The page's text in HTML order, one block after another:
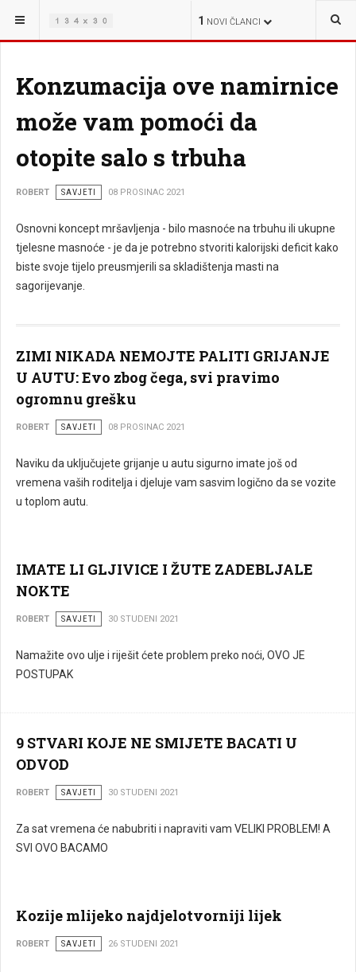
1 NOVI ČLANCI
NALAZITE SE OVDJE:
Konzumacija ove namirnice
može vam pomoći da
otopite salo s trbuha
ROBERT SAVJETI 08 PROSINAC 2021
Osnovni koncept mršavljenja - bilo masnoće na trbuhu ili ukupne
tjelesne masnoće - je da je potrebno stvoriti kalorijski deficit kako
biste svoje tijelo preusmjerili sa skladištenja masti na
sagorijevanje.
ZIMI NIKADA NEMOJTE PALITI GRIJANJE
U AUTU: Evo zbog čega, svi pravimo
ogromnu grešku
ROBERT SAVJETI 08 PROSINAC 2021
Naviku da uključujete grijanje u autu sigurno imate još od
vremena vaših roditelja i djeluje vam sasvim logično da se vozite
u toplom autu.
IMATE LI GLJIVICE I ŽUTE ZADEBLJALE
NOKTE
ROBERT SAVJETI 30 STUDENI 2021
Namažite ovo ulje i riješit ćete problem preko noći, OVO JE
POSTUPAK
9 STVARI KOJE NE SMIJETE BACATI U
ODVOD
ROBERT SAVJETI 30 STUDENI 2021
Za sat vremena će nabubriti i napraviti vam VELIKI PROBLEM! A
SVI OVO BACAMO
Kozije mlijeko najdjelotvorniji lijek
ROBERT SAVJETI 26 STUDENI 2021